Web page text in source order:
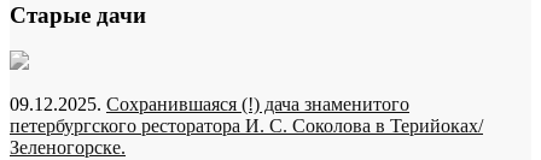
Старые дачи
09.12.2025. Сохранившаяся (!) дача знаменитого
петербургского ресторатора И. С. Соколова в Терийоках/
Зеленогорске.